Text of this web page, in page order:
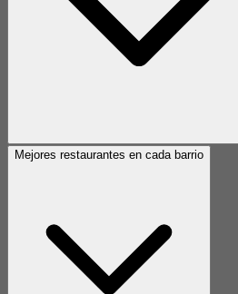
Mejores restaurantes en cada barrio